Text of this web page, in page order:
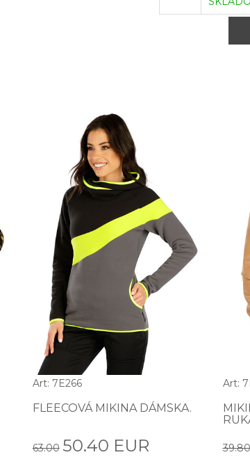
Art: 7E266
FLEECOVÁ MIKINA DÁMSKA.
63.00 50.40 EUR
Art:
39.80